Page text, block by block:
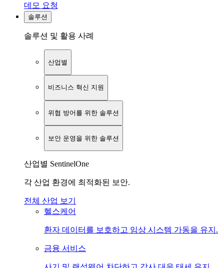
데모 요청
솔루션
솔루션 및 활용 사례
산업별
비즈니스 혁신 지원
위협 방어를 위한 솔루션
보안 운영을 위한 솔루션
산업별 SentinelOne
각 산업 환경에 최적화된 보안.
전체 산업 보기
헬스케어
환자 데이터를 보호하고 임상 시스템 가동을 유지.
금융 서비스